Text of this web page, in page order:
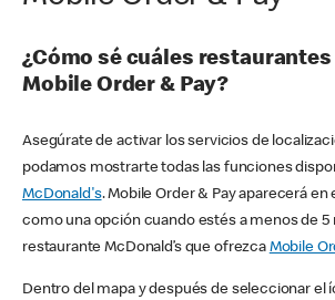
¿Cómo sé cuáles
Mobile Order & Pay?
Asegúrate de activar los servicios de
podamos mostrarte todas las funciones
McDonald's. Mobile Order & Pay aparecerá en
como una opción cuando estés a menos de 5
restaurante McDonald’s que ofrezca Mobile
Dentro del mapa y después de seleccionar el